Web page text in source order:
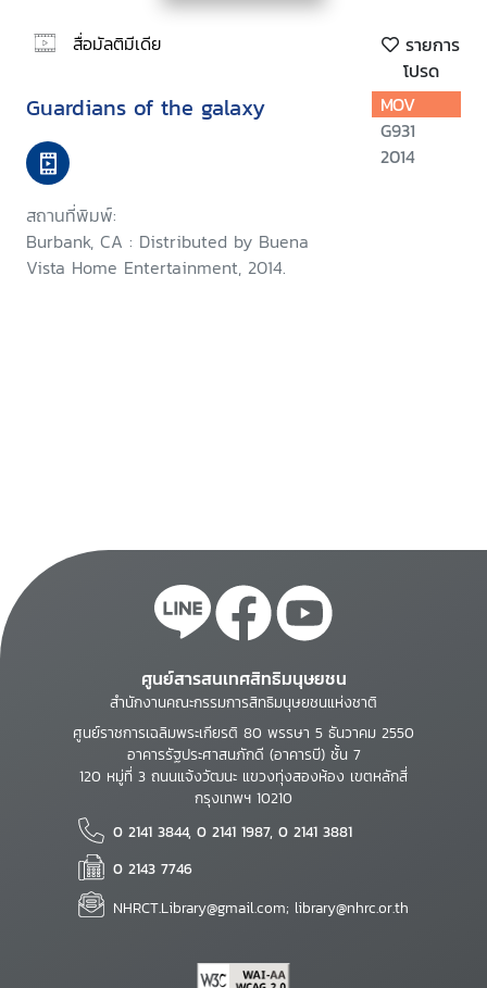
สื่อมัลติมีเดีย
รายการ
โปรด
Guardians of the galaxy
สถานที่พิมพ์:
Burbank, CA : Distributed by Buena
Vista Home Entertainment, 2014.
MOV
G931
2014
ศูนย์สารสนเทศสิทธิมนุษยชน
สำนักงานคณะกรรมการสิทธิมนุษยชนแห่งชาติ
ศูนย์ราชการเฉลิมพระเกียรติ 80 พรรษา 5 ธันวาคม 2550
อาคารรัฐประศาสนภักดี (อาคารบี) ชั้น 7
120 หมู่ที่ 3 ถนนแจ้งวัฒนะ แขวงทุ่งสองห้อง เขตหลักสี่
กรุงเทพฯ 10210
0 2141 3844, 0 2141 1987, 0 2141 3881
0 2143 7746
NHRCT.Library@gmail.com; library@nhrc.or.th